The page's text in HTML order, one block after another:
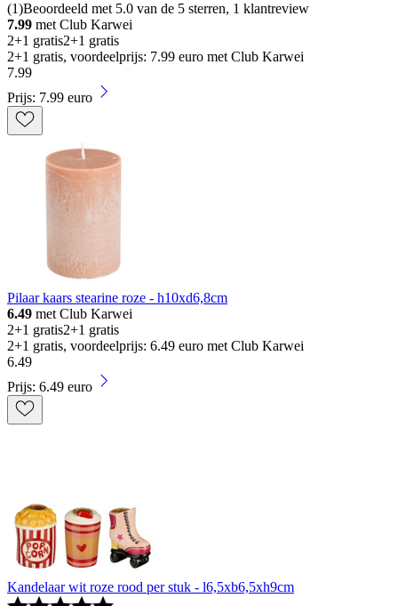
(1)Beoordeeld met 5.0 van de 5 sterren, 1 klantreview
7.99 met Club Karwei
2+1 gratis2+1 gratis
2+1 gratis, voordeelprijs: 7.99 euro met Club Karwei
7.99
Prijs: 7.99 euro
Pilaar kaars stearine roze - h10xd6,8cm
6.49 met Club Karwei
2+1 gratis2+1 gratis
2+1 gratis, voordeelprijs: 6.49 euro met Club Karwei
6.49
Prijs: 6.49 euro
Kandelaar wit roze rood per stuk - l6,5xb6,5xh9cm